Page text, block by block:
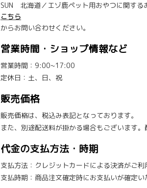
SUN 北海道／エゾ鹿ペット用おやつに関する
こちら
からお問い合わせください。
営業時間・ショップ情報など
営業時間：9:00~17:00
定休日：土、日、祝
販売価格
販売価格は、税込み表記となっております。
また、別途配送料が掛かる場合もございます
代金の支払方法・時期
支払方法：クレジットカードによる決済がご利
支払時期：商品注文確定時にお支払いが確定い